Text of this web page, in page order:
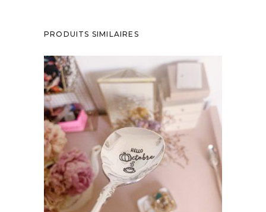
PRODUITS SIMILAIRES
CUILLÈRE À DESSERT GRAVÉE VINTAGE :
HELLO OCTOBRE
35,00
AJOUTER AU PANIER